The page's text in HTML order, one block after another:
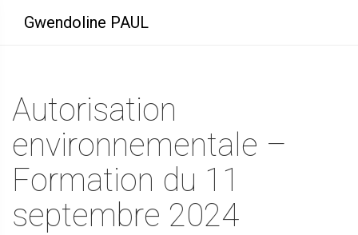
Gwendoline PAUL
Autorisation
environnementale –
Formation du 11
septembre 2024